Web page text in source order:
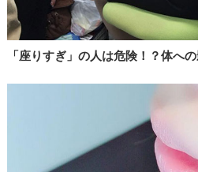
「座りすぎ」の人は危険！？体へ